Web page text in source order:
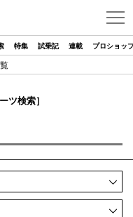
特集 試乗記 連載 プロショッ
ツ検索］